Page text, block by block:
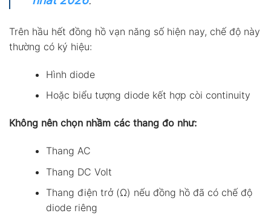
Trên hầu hết đồng hồ vạn năng số hiện nay, chế độ này
thường có ký hiệu:
Hình diode
Hoặc biểu tượng diode kết hợp còi continuity
Không nên chọn nhầm các thang đo như:
Thang AC
Thang DC Volt
Thang điện trở (Ω) nếu đồng hồ đã có chế độ
diode riêng